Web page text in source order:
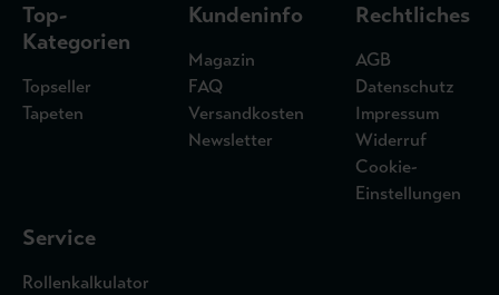
Top-
Kategorien
Topseller
Tapeten
Kundeninfo
Magazin
FAQ
Versandkosten
Newsletter
Rechtliches
AGB
Datenschutz
Impressum
Widerruf
Cookie-
Einstellungen
Service
Rollenkalkulator